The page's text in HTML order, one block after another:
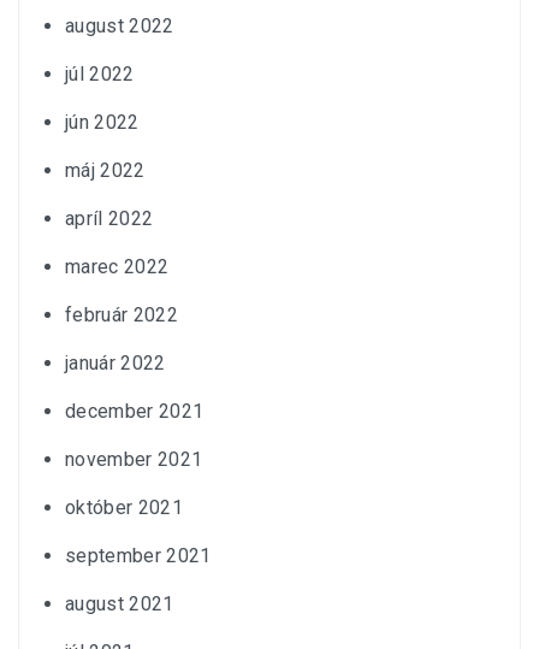
august 2022
júl 2022
jún 2022
máj 2022
apríl 2022
marec 2022
február 2022
január 2022
december 2021
november 2021
október 2021
september 2021
august 2021